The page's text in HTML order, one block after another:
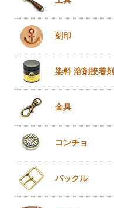
刻印
染料 溶剤接着剤
金具
コンチョ
バックル